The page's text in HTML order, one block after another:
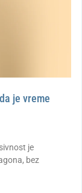
je vreme
je
bez